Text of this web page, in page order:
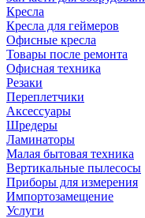
Кресла
Кресла для геймеров
Офисные кресла
Товары после ремонта
Офисная техника
Резаки
Переплетчики
Аксессуары
Шредеры
Ламинаторы
Малая бытовая техника
Вертикальные пылесосы
Приборы для измерения
Импортозамещение
Услуги